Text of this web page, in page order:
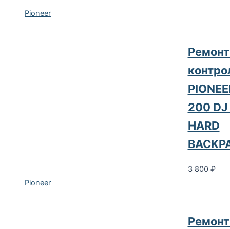
Pioneer
Pioneer
200 DJ
HARD
3 800 ₽